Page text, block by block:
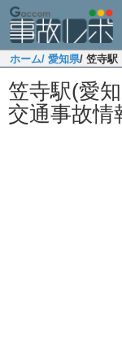
ホーム/ 愛知県/ 笠寺駅
笠寺駅(愛
交通事故情